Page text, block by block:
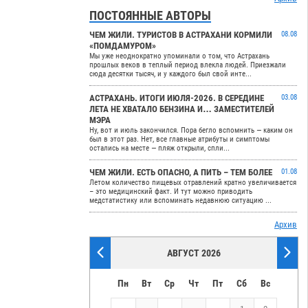
ПОСТОЯННЫЕ АВТОРЫ
ЧЕМ ЖИЛИ. ТУРИСТОВ В АСТРАХАНИ КОРМИЛИ
«ПОМДАМУРОМ»
08.08
Мы уже неоднократно упоминали о том, что Астрахань
прошлых веков в теплый период влекла людей. Приезжали
сюда десятки тысяч, и у каждого был свой инте...
АСТРАХАНЬ. ИТОГИ ИЮЛЯ-2026. В СЕРЕДИНЕ
ЛЕТА НЕ ХВАТАЛО БЕНЗИНА И… ЗАМЕСТИТЕЛЕЙ
МЭРА
03.08
Ну, вот и июль закончился. Пора бегло вспомнить — каким он
был в этот раз. Нет, все главные атрибуты и симптомы
остались на месте — пляж открыли, спли...
ЧЕМ ЖИЛИ. ЕСТЬ ОПАСНО, А ПИТЬ – ТЕМ БОЛЕЕ
01.08
Летом количество пищевых отравлений кратно увеличивается
– это медицинский факт. И тут можно приводить
медстатистику или вспоминать недавнюю ситуацию ...
Архив
АВГУСТ 2026
Пн Вт Ср Чт Пт Сб Вс